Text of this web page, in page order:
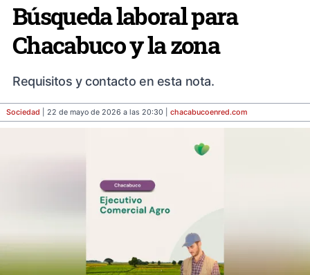
Búsqueda laboral para
Chacabuco y la zona
Requisitos y contacto en esta nota.
Sociedad | 22 de mayo de 2026 a las 20:30 | chacabucoenred.com